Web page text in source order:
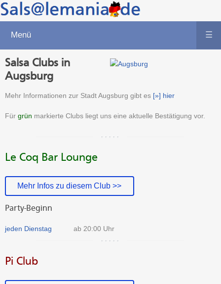
Menü ☰
Salsa Clubs in
Augsburg
Mehr Informationen zur Stadt Augsburg gibt es [»] hier
Für grün markierte Clubs liegt uns eine aktuelle Bestätigung vor.
Le Coq Bar Lounge
Mehr Infos zu diesem Club >>
Party-Beginn
jeden Dienstag ab 20:00 Uhr
Pi Club